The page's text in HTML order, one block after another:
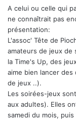
A celui ou celle qui
ne connaîtrait pas
présentation:
L'assoc' Tête de
amateurs de jeux de
la Time's Up, des
aime bien lancer
de jeux ..).
Les soirées-jeux
aux adultes). Elles
samedi du mois,